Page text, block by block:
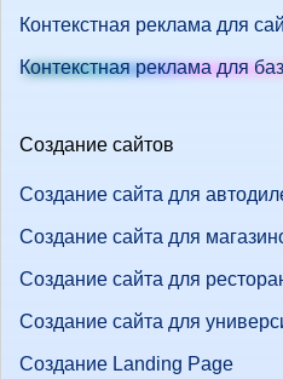
Контекстная реклама для
Контекстная реклама для
Создание сайтов
Создание сайта для
Создание сайта для
Создание сайта для
Создание сайта для
Создание Landing Page